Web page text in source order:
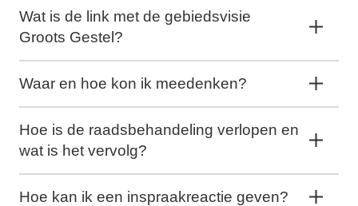
Wat is de link met de gebiedsvisie
Groots Gestel?
Waar en hoe kon ik meedenken?
Hoe is de raadsbehandeling verlopen en
wat is het vervolg?
Hoe kan ik een inspraakreactie geven?